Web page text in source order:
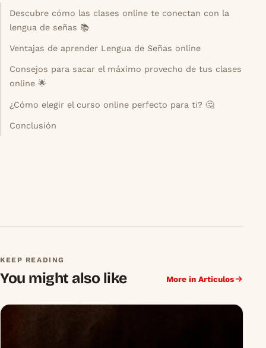
Descubre cómo las clases online te conectan con la
lengua de señas 📚
Ventajas de aprender Lengua de Señas online
Consejos para sacar el máximo provecho de tus clases
online 🌟
¿Cómo elegir el curso online perfecto para ti? 🤔
Conclusión
KEEP READING
You might also like More in Articulos